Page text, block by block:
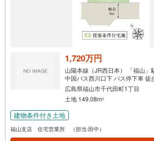
1,720万円
山陽本線（JR西日本） 「福山」
中国バス西川口下 バス停下車 徒
広島県福山市千代田町1丁目
土地 149.08m2
建物条件付き土地
福山支店 住宅営業所 （担当:田中）